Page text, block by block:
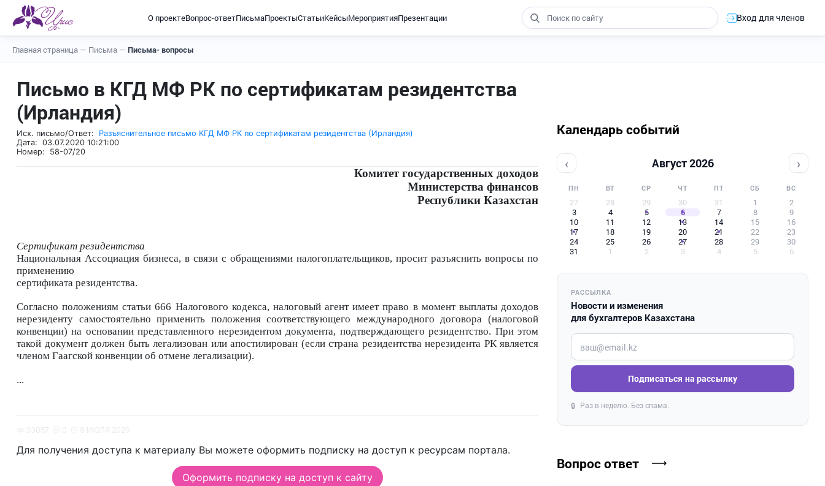
О проектеВопрос-ответПисьмаПроектыСтатьиКейсыМероприятияПрезентации Вход для членов
Главная страница — Письма — Письма- вопросы
Письмо в КГД МФ РК по сертификатам резидентства
(Ирландия)
Исх. письмо/Ответ: Разъяснительное письмо КГД МФ РК по сертификатам резидентства (Ирландия)
Дата: 03.07.2020 10:21:00
Номер: 58-07/20
Комитет государственных доходов
Министерства финансов
Республики Казахстан
Сертификат резидентства
Национальная Ассоциация бизнеса, в связи с обращениями налогоплательщиков, просит разъяснить вопросы по
применению
сертификата резидентства.
Согласно положениям статьи 666 Налогового кодекса, налоговый агентимеет право в момент выплаты доходов
нерезиденту самостоятельноприменить положения соответствующего международного договора(налоговой
конвенции) на основании представленного нерезидентомдокумента, подтверждающего резидентство. При этом
такой документ должен быть легализован или апостилирован (если страна резидентства нерезидента РК является
членом Гаагской конвенции об отмене легализации).
...
Для получения доступа к материалу Вы можете оформить подписку на доступ к ресурсам портала.
Оформить подписку на доступ к сайту
Календарь событий
‹ Август 2026 ›
ПН ВТ СР ЧТ ПТ СБ ВС
27 28 29 30 31 1
2
3
4 5 6 7 8
9
10
11 12 13 14 15
16
17
18 19 20 21 22
23
24
25 26 27 28 29
30
31
1 2 3 4 5 6
РАССЫЛКА
Новости и изменения
для бухгалтеров Казахстана
Введите ваш e-mail
Подписаться на рассылку
🔒 Раз в неделю. Без спама.
Вопрос ответ